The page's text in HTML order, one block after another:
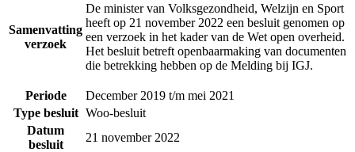
Samenvatting
verzoek
De minister van Volksgezondheid, Welzijn en Sport
heeft op 21 november 2022 een besluit genomen op
een verzoek in het kader van de Wet open overheid.
Het besluit betreft openbaarmaking van documenten
die betrekking hebben op de Melding bij IGJ.
Periode
December 2019 t/m mei 2021
Type besluit Woo-besluit
Datum
besluit
21 november 2022